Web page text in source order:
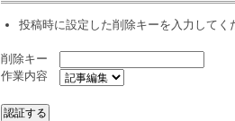
投稿時に設定した削除キーを入力してく
削除キー
作業内容